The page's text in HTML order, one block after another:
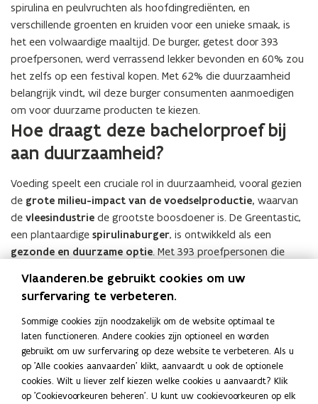
spirulina en peulvruchten als hoofdingrediënten, en
verschillende groenten en kruiden voor een unieke smaak, is
het een volwaardige maaltijd. De burger, getest door 393
proefpersonen, werd verrassend lekker bevonden en 60% zou
het zelfs op een festival kopen. Met 62% die duurzaamheid
belangrijk vindt, wil deze burger consumenten aanmoedigen
om voor duurzame producten te kiezen.
Hoe draagt deze bachelorproef bij
aan duurzaamheid?
Voeding speelt een cruciale rol in duurzaamheid, vooral gezien
de grote milieu-impact van de voedselproductie, waarvan
de vleesindustrie de grootste boosdoener is. De Greentastic,
een plantaardige spirulinaburger, is ontwikkeld als een
gezonde en duurzame optie. Met 393 proefpersonen die
maaltijd met een A-nutri-score. De burgerpromoot de
eiwitshiftnaar plantaardig voedsel en
gezonde levensstijldoor het gebruik van lokale en
onbewerkte ingrediënten. Bovendien bevatten de
ingrediënten, zoals spirulina en gele spliterwten, diverse
gezondheidsvoordelen, terwijl ze eenlagere milieu-impact
hebben dan vlees. Met diëtisten als belangrijke schakel in het
Vlaanderen.be gebruikt cookies om uw
surfervaring te verbeteren.
Sommige cookies zijn noodzakelijk om de website optimaal te
laten functioneren. Andere cookies zijn optioneel en worden
gebruikt om uw surfervaring op deze website te verbeteren. Als u
op 'Alle cookies aanvaarden' klikt, aanvaardt u ook de optionele
cookies. Wilt u liever zelf kiezen welke cookies u aanvaardt? Klik
op 'Cookievoorkeuren beheren'. U kunt uw cookievoorkeuren op elk